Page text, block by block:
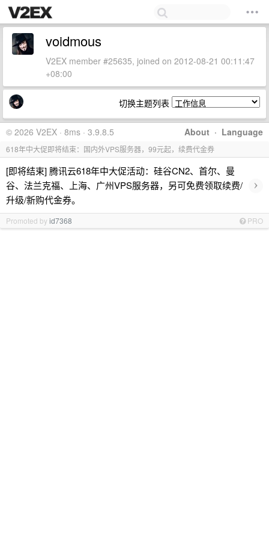
voidmous
V2EX member #25635, joined on 2012-08-21 00:11:47
+08:00
切换主题列表
About · Language
© 2026 V2EX · 8ms · 3.9.8.5
618年中大促即将结束：国内外VPS服务器，99元起，续费代金券
[即将结束] 腾讯云618年中大促活动：硅谷CN2、首尔、曼
谷、法兰克福、上海、广州VPS服务器，另可免费领取续费/
升级/新购代金券。
›
Promoted byid7368 PRO